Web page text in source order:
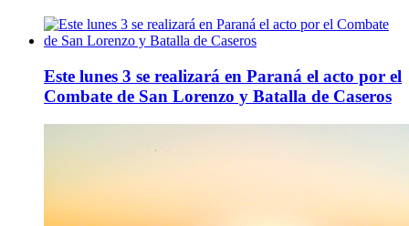
Este lunes 3 se realizará en Paraná el acto por el
Combate de San Lorenzo y Batalla de Caseros